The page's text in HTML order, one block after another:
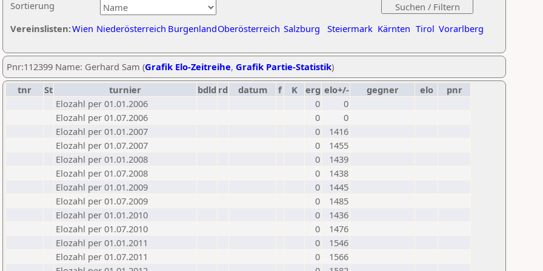
Sortierung
Vereinslisten:Wien Niederösterreich BurgenlandOberösterreich Salzburg Steiermark Kärnten Tirol Vorarlberg
Pnr:112399 Name: Gerhard Sam (Grafik Elo-Zeitreihe, Grafik Partie-Statistik)
tnr
St turnier bdld rd datum f K erg elo+/- gegner elo
pnr
Elozahl per 01.01.2006
0
0
Elozahl per 01.07.2006
0
0
Elozahl per 01.01.2007
0
1416
Elozahl per 01.07.2007
0
1455
Elozahl per 01.01.2008
0
1439
Elozahl per 01.07.2008
0
1438
Elozahl per 01.01.2009
0
1445
Elozahl per 01.07.2009
0
1485
Elozahl per 01.01.2010
0
1436
Elozahl per 01.07.2010
0
1476
Elozahl per 01.01.2011
0
1546
Elozahl per 01.07.2011
0
1566